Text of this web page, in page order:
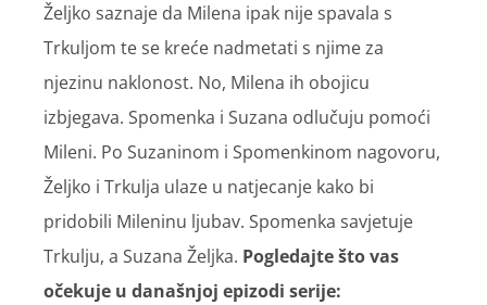
Željko saznaje da Milena ipak nije spavala s
Trkuljom te se kreće nadmetati s njime za
njezinu naklonost. No, Milena ih obojicu
izbjegava. Spomenka i Suzana odlučuju pomoći
Mileni. Po Suzaninom i Spomenkinom nagovoru,
Željko i Trkulja ulaze u natjecanje kako bi
pridobili Mileninu ljubav. Spomenka savjetuje
Trkulju, a Suzana Željka. Pogledajte što vas
očekuje u današnjoj epizodi serije: